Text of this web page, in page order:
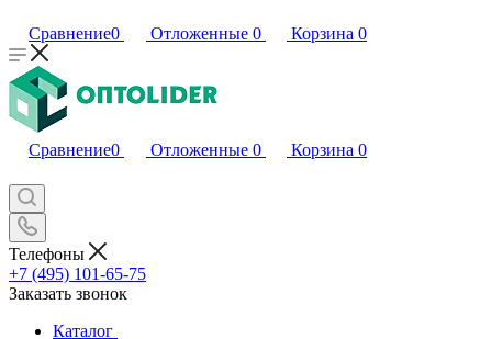
Сравнение0 Отложенные 0 Корзина 0
Сравнение0 Отложенные 0 Корзина 0
Телефоны
+7 (495) 101-65-75
Заказать звонок
Каталог